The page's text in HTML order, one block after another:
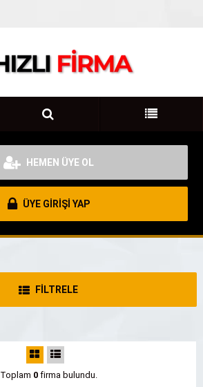
HEMEN ÜYE OL
ÜYE GİRİŞİ YAP
FİLTRELE
Toplam 0firma bulundu.